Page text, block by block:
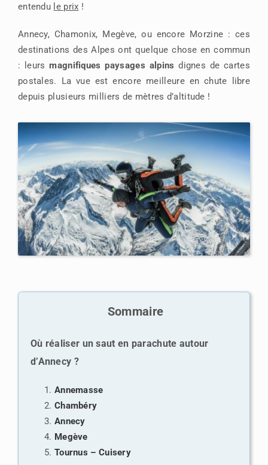
entendu le prix !
Annecy, Chamonix, Megève, ou encore Morzine : ces
destinations des Alpes ont quelque chose en commun
: leursmagnifiques paysages alpins dignes de cartes
postales. La vue est encore meilleure en chute libre
depuis plusieurs milliers de mètres d’altitude !
Sommaire
Où réaliser un saut en parachute autour
d’Annecy ?
Annemasse
Chambéry
Annecy
Megève
Tournus – Cuisery